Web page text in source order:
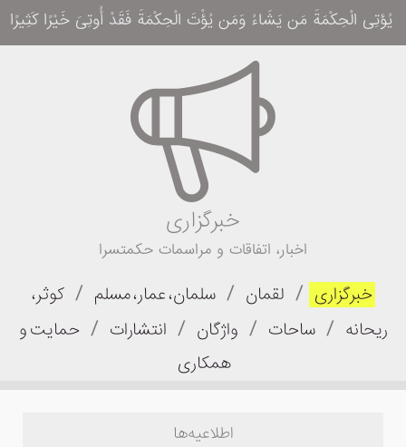
یُؤتِی الْحِکْمَةَ مَن یَشَاءُ وَمَن یُؤْتَ الْحِکْمَةَ فَقَدْ أُوتِیَ خَیْرًا کَثِیرًا وَمَا
خبرگزاری
اخبار، اتفاقات و مراسمات حکمتسرا
خبرگزاری / لقمان / سلمان، عمار، مسلم / کوثر،
ریحانه / ساحات / واژگان / انتشارات / حمایت و
همکاری
اطلاعیه‌ها